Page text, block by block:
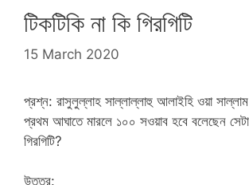
টিকটিকি না কি গিরগিটি
15 March 2020
প্রশ্ন: রাসুলুল্লাহ সাল্লাল্লাহু আলাইহি ওয়া সাল্লাম
প্রথম আঘাতে মারলে ১০০ সওয়াব হবে বলেছেন সেটা
গিরগিটি?
উত্তর: